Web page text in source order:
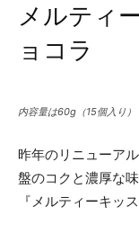
メルティ
ョコラ
内容量は60g（15個入り）
昨年のリニューア
盤のコクと濃厚な
『メルティーキッ